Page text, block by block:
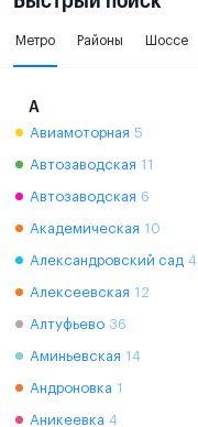
Метро Районы Шоссе
А
Авиамоторная 5
Автозаводская 11
Автозаводская 6
Академическая 10
Александровский сад 4
Алексеевская 12
Алтуфьево 36
Аминьевская 14
Андроновка 1
Аникеевка 4